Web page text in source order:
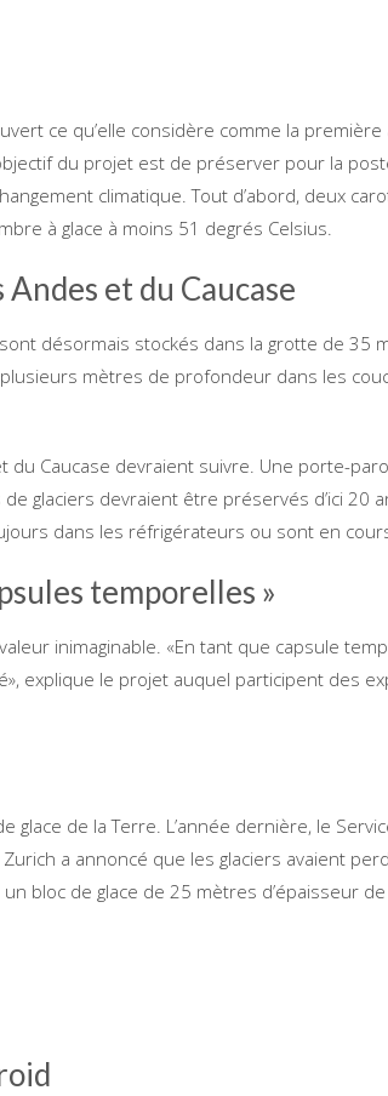
ce qu’elle considère comme la première
du projet est de préserver pour la
climatique. Tout d’abord, deux
à glace à moins 51 degrés Celsius.
et du Caucase
désormais stockés dans la grotte de 35
mètres de profondeur dans les
du Caucase devraient suivre. Une porte-
glaciers devraient être préservés d’ici 20
dans les réfrigérateurs ou sont en
temporelles »
inimaginable. «En tant que capsule
explique le projet auquel participent des
de la Terre. L’année dernière, le
Zurich a annoncé que les glaciers avaient
bloc de glace de 25 mètres d’épaisseur